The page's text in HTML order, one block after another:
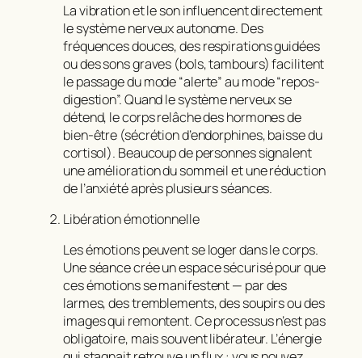
La vibration et le son influencent directement
le système nerveux autonome. Des
fréquences douces, des respirations guidées
ou des sons graves (bols, tambours) facilitent
le passage du mode “alerte” au mode “repos-
digestion”. Quand le système nerveux se
détend, le corps relâche des hormones de
bien-être (sécrétion d’endorphines, baisse du
cortisol). Beaucoup de personnes signalent
une amélioration du sommeil et une réduction
de l’anxiété après plusieurs séances.
Libération émotionnelle
Les émotions peuvent se loger dans le corps.
Une séance crée un espace sécurisé pour que
ces émotions se manifestent — par des
larmes, des tremblements, des soupirs ou des
images qui remontent. Ce processus n’est pas
obligatoire, mais souvent libérateur. L’énergie